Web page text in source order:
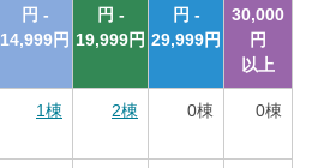
円 -
14,999円
円 -
19,999円
円 -
29,999円
30,000
円
以上
1棟 2棟 0棟 0棟